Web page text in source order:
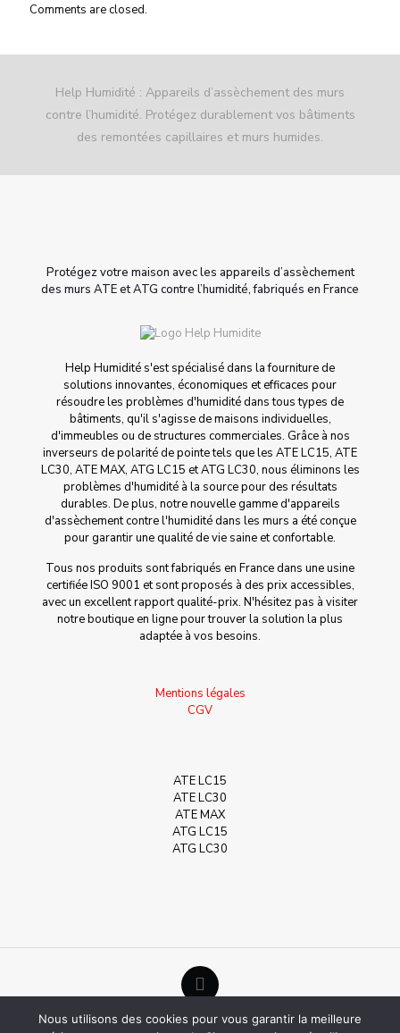
Comments are closed.
Help Humidité : Appareils d’assèchement des murs
contre l’humidité. Protégez durablement vos bâtiments
des remontées capillaires et murs humides.
Protégez votre maison avec les appareils d’assèchement
des murs ATE et ATG contre l’humidité, fabriqués en France
Help Humidité s'est spécialisé dans la fourniture de
solutions innovantes, économiques et efficaces pour
résoudre les problèmes d'humidité dans tous types de
bâtiments, qu'il s'agisse de maisons individuelles,
d'immeubles ou de structures commerciales. Grâce à nos
inverseurs de polarité de pointe tels que les ATE LC15, ATE
LC30, ATE MAX, ATG LC15 et ATG LC30, nous éliminons les
problèmes d'humidité à la source pour des résultats
durables. De plus, notre nouvelle gamme d'appareils
d'assèchement contre l'humidité dans les murs a été conçue
pour garantir une qualité de vie saine et confortable.
Tous nos produits sont fabriqués en France dans une usine
certifiée ISO 9001 et sont proposés à des prix accessibles,
avec un excellent rapport qualité-prix. N'hésitez pas à visiter
notre boutique en ligne pour trouver la solution la plus
adaptée à vos besoins.
Mentions légales
CGV
ATE LC15
ATE LC30
ATE MAX
ATG LC15
ATG LC30
©Help Humidité - 2020
Nous utilisons des cookies pour vous garantir la meilleure